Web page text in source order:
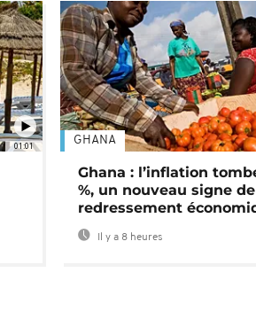
01:01 GHANA
Ghana : l’inflation
%, un nouveau signe de
redressement
Il y a 8 heures